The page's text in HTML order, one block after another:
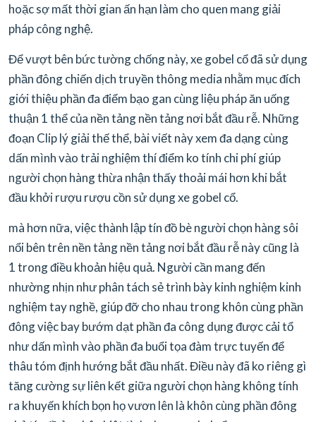
hoặc sợ mất thời gian ấn hạn làm cho quen mang giải
pháp công nghệ.
Để vượt bên bức tường chống này, xe gobel cổ đã sử dụng
phần đông chiến dịch truyền thông media nhằm mục đích
giới thiệu phần đa điểm bạo gan cùng liệu pháp ăn uống
thuận 1 thể của nền tảng nền tảng nơi bắt đầu rễ. Những
đoạn Clip lý giải thế thể, bài viết này xem đa dạng cùng
dấn mình vào trải nghiệm thí điểm ko tính chi phí giúp
người chọn hàng thừa nhận thấy thoải mái hơn khi bắt
đầu khởi rượu rượu cồn sử dụng xe gobel cổ.
mà hơn nữa, việc thành lập tín đồ bè người chọn hàng sôi
nổi bên trên nền tảng nền tảng nơi bắt đầu rễ này cũng là
1 trong điều khoản hiệu quả. Người cần mang đến
nhường nhịn như phân tách sẻ trình bày kinh nghiệm kinh
nghiệm tay nghề, giúp đỡ cho nhau trong khôn cùng phần
đông việc bay bướm dạt phần đa công dụng được cải tổ
như dấn mình vào phần đa buổi tọa đàm trực tuyến để
thâu tóm định hướng bắt đầu nhất. Điều này đã ko riêng gì
tăng cường sự liên kết giữa người chọn hàng không tính
ra khuyến khích bọn họ vươn lên là khôn cùng phần đông